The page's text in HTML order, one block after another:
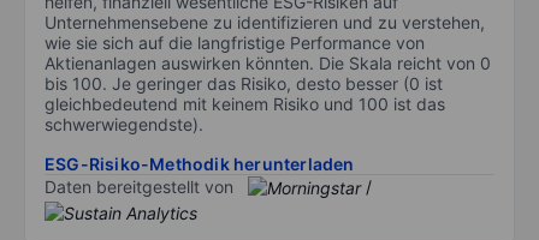
Unternehmensebene zu identifizieren und zu verstehen,
wie sie sich auf die langfristige Performance von
Aktienanlagen auswirken könnten. Die Skala reicht von 0
bis 100. Je geringer das Risiko, desto besser (0 ist
gleichbedeutend mit keinem Risiko und 100 ist das
schwerwiegendste).
ESG-Risiko-Methodik herunterladen
Daten bereitgestellt von
/